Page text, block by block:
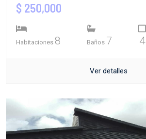
$ 250,000
Habitaciones 8 Baños 7
Ver detalles